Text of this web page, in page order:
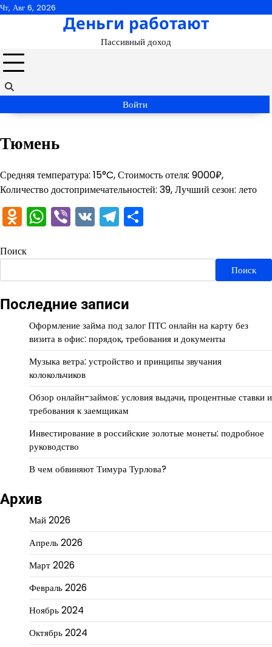
Перейти
Чт, Авг 6, 2026
Деньги работают
Пассивный доход
Войти
Тюмень
Средняя температура: 15°C, Стоимость отеля: 9000₽,
Количество достопримечательностей: 39, Лучший сезон: лето
Odnoklassniki
WhatsApp
Viber
VKTelegram
Поиск
Поиск
Последние записи
Оформление займа под залог ПТС онлайн на карту без
визита в офис: порядок, требования и документы
Музыка ветра: устройство и принципы звучания
колокольчиков
Обзор онлайн-займов: условия выдачи, процентные ставки и
требования к заемщикам
Инвестирование в российские золотые монеты: подробное
руководство
В чем обвиняют Тимура Турлова?
Архив
Май 2026
Апрель 2026
Март 2026
Февраль 2026
Ноябрь 2024
Октябрь 2024